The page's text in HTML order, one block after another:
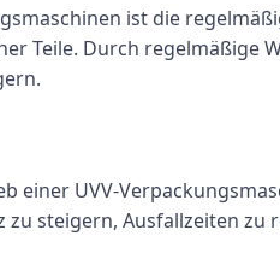
ist die
Teile. Durch regelmäßige
einer UVV-
steigern, Ausfallzeiten zu